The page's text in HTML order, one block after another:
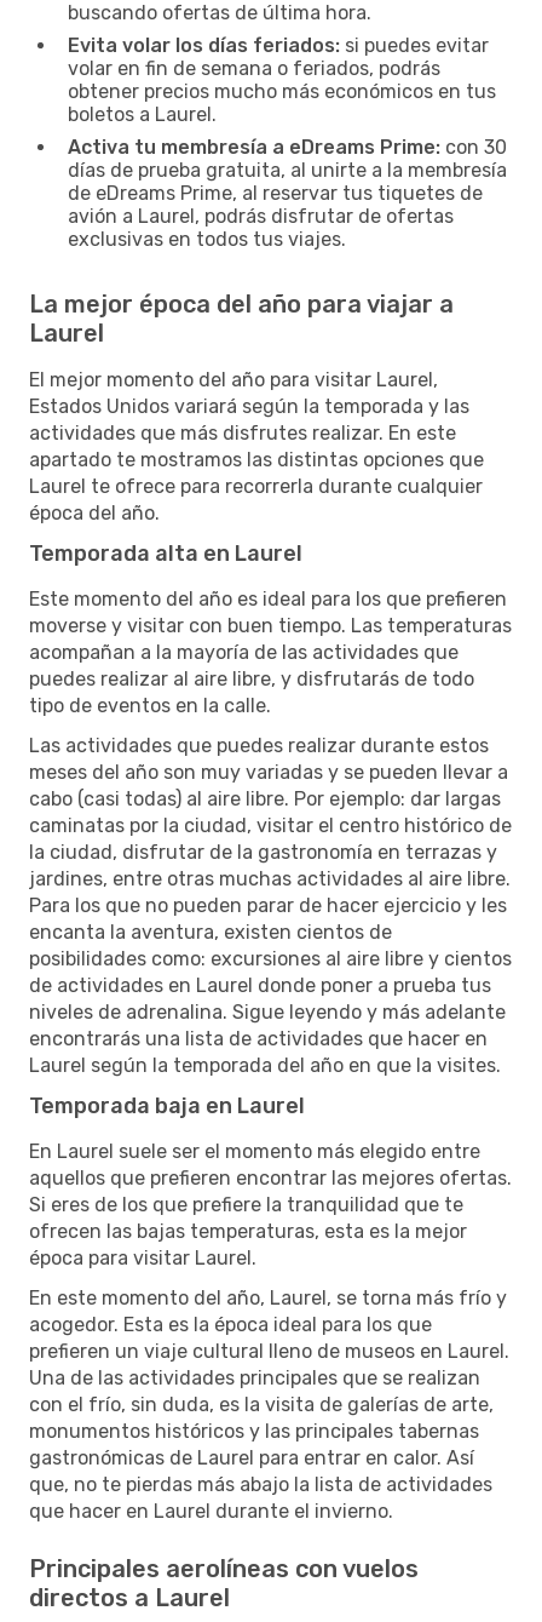
buscando ofertas de última hora.
Evita volar los días feriados: si puedes evitar
volar en fin de semana o feriados, podrás
obtener precios mucho más económicos en tus
boletos a Laurel.
Activa tu membresía a eDreams Prime: con 30
días de prueba gratuita, al unirte a la membresía
de eDreams Prime, al reservar tus tiquetes de
avión a Laurel, podrás disfrutar de ofertas
exclusivas en todos tus viajes.
La mejor época del año para viajar a
Laurel
El mejor momento del año para visitar Laurel,
Estados Unidos variará según la temporada y las
actividades que más disfrutes realizar. En este
apartado te mostramos las distintas opciones que
Laurel te ofrece para recorrerla durante cualquier
época del año.
Temporada alta en Laurel
Este momento del año es ideal para los que prefieren
moverse y visitar con buen tiempo. Las temperaturas
acompañan a la mayoría de las actividades que
puedes realizar al aire libre, y disfrutarás de todo
tipo de eventos en la calle.
Las actividades que puedes realizar durante estos
meses del año son muy variadas y se pueden llevar a
cabo (casi todas) al aire libre. Por ejemplo: dar largas
caminatas por la ciudad, visitar el centro histórico de
la ciudad, disfrutar de la gastronomía en terrazas y
jardines, entre otras muchas actividades al aire libre.
Para los que no pueden parar de hacer ejercicio y les
encanta la aventura, existen cientos de
posibilidades como: excursiones al aire libre y cientos
de actividades en Laurel donde poner a prueba tus
niveles de adrenalina. Sigue leyendo y más adelante
encontrarás una lista de actividades que hacer en
Laurel según la temporada del año en que la visites.
Temporada baja en Laurel
En Laurel suele ser el momento más elegido entre
aquellos que prefieren encontrar las mejores ofertas.
Si eres de los que prefiere la tranquilidad que te
ofrecen las bajas temperaturas, esta es la mejor
época para visitar Laurel.
En este momento del año, Laurel, se torna más frío y
acogedor. Esta es la época ideal para los que
prefieren un viaje cultural lleno de museos en Laurel.
Una de las actividades principales que se realizan
con el frío, sin duda, es la visita de galerías de arte,
monumentos históricos y las principales tabernas
gastronómicas de Laurel para entrar en calor. Así
que, no te pierdas más abajo la lista de actividades
que hacer en Laurel durante el invierno.
Principales aerolíneas con vuelos
directos a Laurel